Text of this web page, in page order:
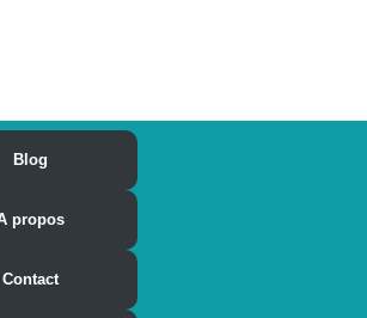
Blog
propos
Contact